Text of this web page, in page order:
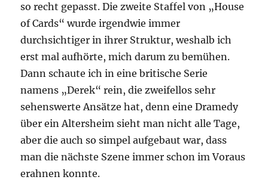
so recht gepasst. Die zweite Staffel von „House
of Cards“ wurde irgendwie immer
durchsichtiger in ihrer Struktur, weshalb ich
erst mal aufhörte, mich darum zu bemühen.
Dann schaute ich in eine britische Serie
namens „Derek“ rein, die zweifellos sehr
sehenswerte Ansätze hat, denn eine Dramedy
über ein Altersheim sieht man nicht alle Tage,
aber die auch so simpel aufgebaut war, dass
man die nächste Szene immer schon im Voraus
erahnen konnte.